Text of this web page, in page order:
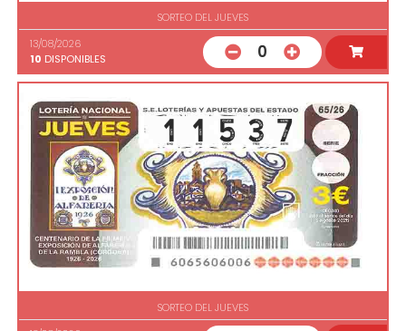
SORTEO DEL JUEVES
13/08/2026
10 DISPONIBLES 0
SORTEO DEL JUEVES